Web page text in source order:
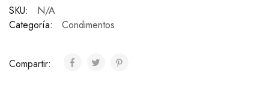
SKU:
N/A
Categoría:
Condimentos
Compartir: